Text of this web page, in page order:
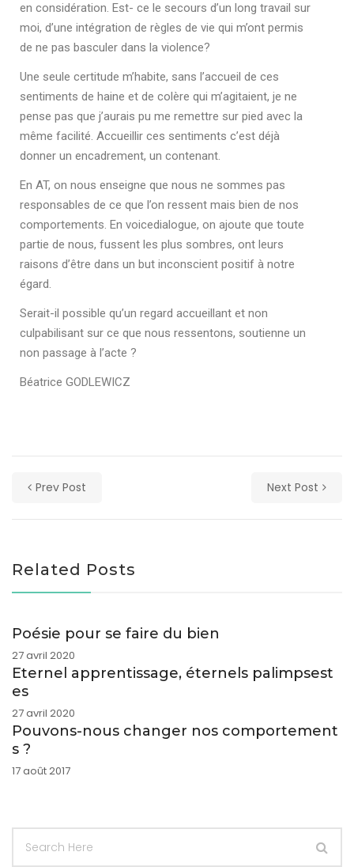
en considération. Est- ce le secours d’un long travail sur
moi, d’une intégration de règles de vie qui m’ont permis
de ne pas basculer dans la violence?
Une seule certitude m’habite, sans l’accueil de ces
sentiments de haine et de colère qui m’agitaient, je ne
pense pas que j’aurais pu me remettre sur pied avec la
même facilité. Accueillir ces sentiments c’est déjà
donner un encadrement, un contenant.
En AT, on nous enseigne que nous ne sommes pas
responsables de ce que l’on ressent mais bien de nos
comportements. En voicedialogue, on ajoute que toute
partie de nous, fussent les plus sombres, ont leurs
raisons d’être dans un but inconscient positif à notre
égard.
Serait-il possible qu’un regard accueillant et non
culpabilisant sur ce que nous ressentons, soutienne un
non passage à l’acte ?
Béatrice GODLEWICZ
Prev Post Next Post
Related Posts
Poésie pour se faire du bien
27 avril 2020
Eternel apprentissage, éternels palimpsest
es
27 avril 2020
Pouvons-nous changer nos comportement
s ?
17 août 2017